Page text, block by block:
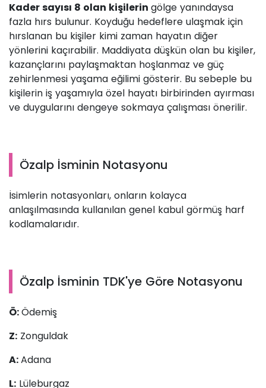
Kader sayısı 8 olan kişilerin gölge yanındaysa
fazla hırs bulunur. Koyduğu hedeflere ulaşmak için
hırslanan bu kişiler kimi zaman hayatın diğer
yönlerini kaçırabilir. Maddiyata düşkün olan bu kişiler,
kazançlarını paylaşmaktan hoşlanmaz ve güç
zehirlenmesi yaşama eğilimi gösterir. Bu sebeple bu
kişilerin iş yaşamıyla özel hayatı birbirinden ayırması
ve duygularını dengeye sokmaya çalışması önerilir.
Özalp İsminin Notasyonu
İsimlerin notasyonları, onların kolayca
anlaşılmasında kullanılan genel kabul görmüş harf
kodlamalarıdır.
Özalp İsminin TDK'ye Göre Notasyonu
Ö:Ödemiş
Z: Zonguldak
A:Adana
L: Lüleburgaz